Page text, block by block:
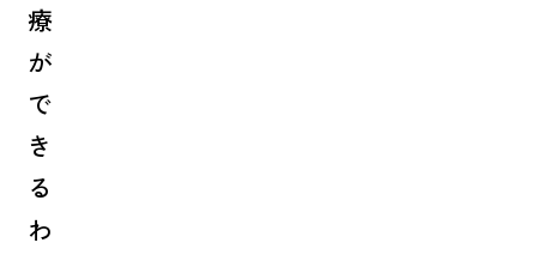
療
が
で
き
る
わ